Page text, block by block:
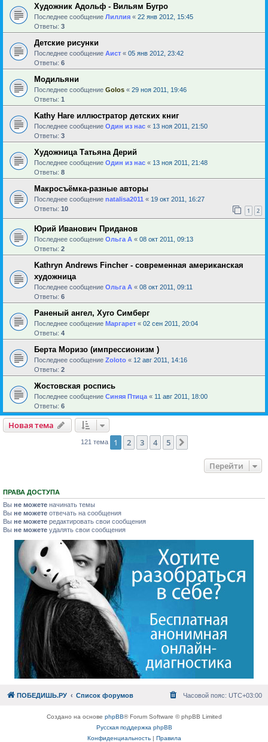
Художник Адольф - Вильям Бугро
Последнее сообщение Лиллия « 22 янв 2012, 15:45
Ответы: 3
Детские рисунки
Последнее сообщение Аист « 05 янв 2012, 23:42
Ответы: 6
Модильяни
Последнее сообщение Golos « 29 ноя 2011, 19:46
Ответы: 1
Kathy Hare иллюстратор детских книг
Последнее сообщение Один из нас « 13 ноя 2011, 21:50
Ответы: 3
Художница Татьяна Дерий
Последнее сообщение Один из нас « 13 ноя 2011, 21:48
Ответы: 8
Макросъёмка-разные авторы
Последнее сообщение natalisa2011 « 19 окт 2011, 16:27
Ответы: 10 1 2
Юрий Иванович Приданов
Последнее сообщение Ольга А « 08 окт 2011, 09:13
Ответы: 2
Kathryn Andrews Fincher - современная американская
художница
Последнее сообщение Ольга А « 08 окт 2011, 09:11
Ответы: 6
Раненый ангел, Хуго Симберг
Последнее сообщение Маргарет « 02 сен 2011, 20:04
Ответы: 4
Берта Моризо (импрессионизм )
Последнее сообщение Zoloto « 12 авг 2011, 14:16
Ответы: 2
Жостовская роспись
Последнее сообщение Синяя Птица « 11 авг 2011, 18:00
Ответы: 6
Новая тема
121 тема 1 2 3 4 5
Перейти
ПРАВА ДОСТУПА
Вы не можете начинать темы
Вы не можете отвечать на сообщения
Вы не можете редактировать свои сообщения
Вы не можете удалять свои сообщения
ПОБЕДИШЬ.РУ Список форумов Часовой пояс: UTC+03:00
Создано на основе phpBB® Forum Software © phpBB Limited
Русская поддержка phpBB
Конфиденциальность| Правила